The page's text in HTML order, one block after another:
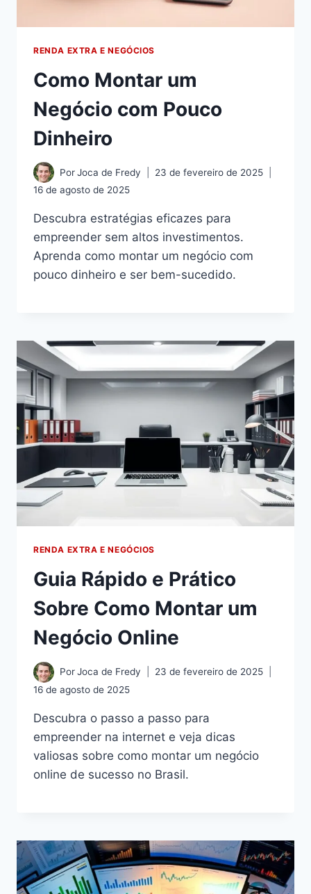
RENDA EXTRA E NEGÓCIOS
Como Montar um
Negócio com Pouco
Dinheiro
PorJoca de Fredy
23 de fevereiro de 2025
16 de agosto de 2025
Descubra estratégias eficazes para
empreender sem altos investimentos.
Aprenda como montar um negócio com
pouco dinheiro e ser bem-sucedido.
RENDA EXTRA E NEGÓCIOS
Guia Rápido e Prático
Sobre Como Montar um
Negócio Online
PorJoca de Fredy
23 de fevereiro de 2025
16 de agosto de 2025
Descubra o passo a passo para
empreender na internet e veja dicas
valiosas sobre como montar um negócio
online de sucesso no Brasil.